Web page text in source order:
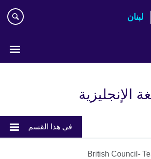
لبنان
الإنجليزية
في هذا القسم